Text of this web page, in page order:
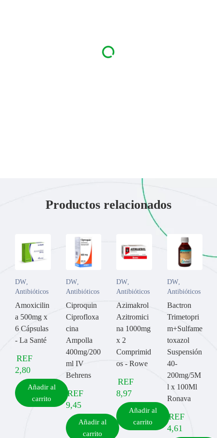
Productos relacionados
DW
Antibióticos
Amoxicilin
a 500mg x
6 Cápsulas
- La Santé
REF
2,80
Añadir al
carrito
DW,
Antibióticos
Ciproquin
Ciprofloxa
cina
Ampolla
400mg/200
ml IV
Behrens
REF
9,45
Añadir al
carrito
DW
Antibióticos
Azimakrol
Azitromici
na 1000mg
x 2
Comprimid
os - Rowe
REF
8,97
Añadir al
carrito
DW,
Antibióticos
Bactron
Trimetopri
m+Sulfame
toxazol
Suspensión
40-
200mg/5M
l x 100Ml
Ronava
REF
4,61